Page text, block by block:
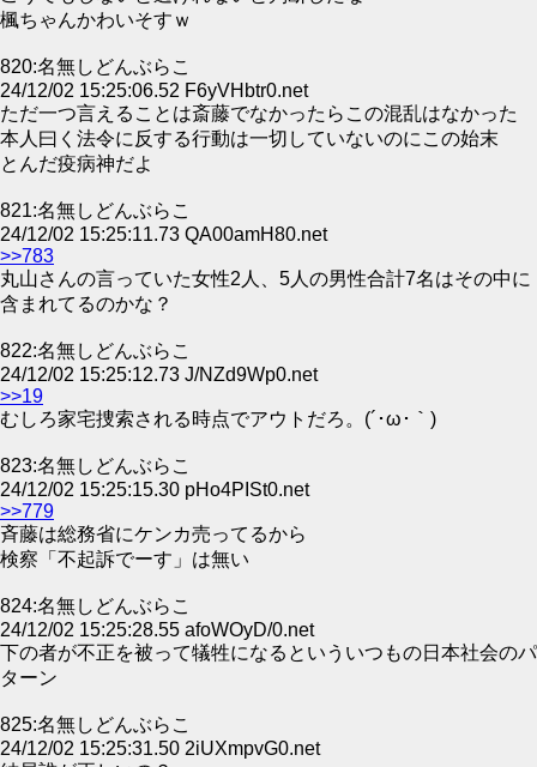
楓ちゃんかわいそすｗ
820:名無しどんぶらこ
24/12/02 15:25:06.52 F6yVHbtr0.net
ただ一つ言えることは斎藤でなかったらこの混乱はなかった
本人曰く法令に反する行動は一切していないのにこの始末
とんだ疫病神だよ
821:名無しどんぶらこ
24/12/02 15:25:11.73 QA00amH80.net
>>783
丸山さんの言っていた女性2人、5人の男性合計7名はその中に
含まれてるのかな？
822:名無しどんぶらこ
24/12/02 15:25:12.73 J/NZd9Wp0.net
>>19
むしろ家宅捜索される時点でアウトだろ。(´･ω･｀)
823:名無しどんぶらこ
24/12/02 15:25:15.30 pHo4PISt0.net
>>779
斉藤は総務省にケンカ売ってるから
検察「不起訴でーす」は無い
824:名無しどんぶらこ
24/12/02 15:25:28.55 afoWOyD/0.net
下の者が不正を被って犠牲になるといういつもの日本社会のパ
ターン
825:名無しどんぶらこ
24/12/02 15:25:31.50 2iUXmpvG0.net